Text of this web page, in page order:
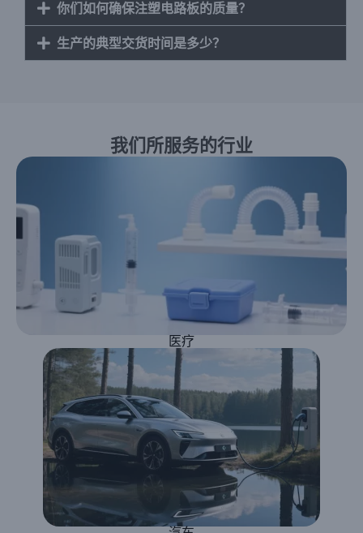
你们如何确保注塑电路板的质量？
生产的典型交货时间是多少？
我们所服务的行业
医疗